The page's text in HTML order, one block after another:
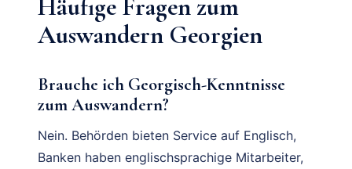
Häufige Fragen zum
Auswandern Georgien
Brauche ich Georgisch-Kenntnisse
zum Auswandern?
Nein. Behörden bieten Service auf Englisch,
Banken haben englischsprachige Mitarbeiter,